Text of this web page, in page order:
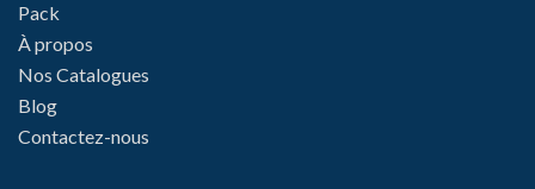
Pack
À propos
Nos Catalogues
Blog
Contactez-nous